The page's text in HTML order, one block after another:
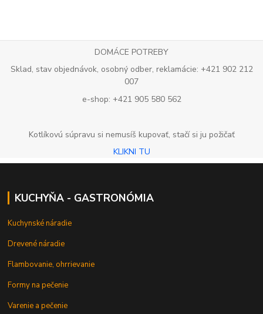
DOMÁCE POTREBY
Sklad, stav objednávok, osobný odber, reklamácie: +421 902 212
007
e-shop: +421 905 580 562
Kotlíkovú súpravu si nemusíš kupovať, stačí si ju požičať
KLIKNI TU
KUCHYŇA - GASTRONÓMIA
Kuchynské náradie
Drevené náradie
Flambovanie, ohrrievanie
Formy na pečenie
Varenie a pečenie